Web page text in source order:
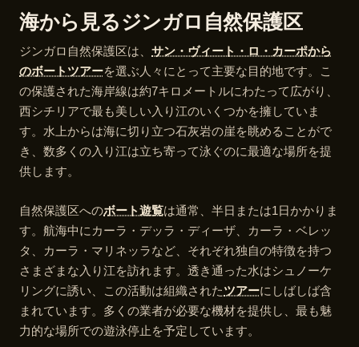
海から見るジンガロ自然保護区
ジンガロ自然保護区は、 サン・ヴィート・ロ・カーポから
のボートツアーを選ぶ人々にとって主要な目的地です。こ
の保護された海岸線は約7キロメートルにわたって広がり、
西シチリアで最も美しい入り江のいくつかを擁していま
す。水上からは海に切り立つ石灰岩の崖を眺めることがで
き、数多くの入り江は立ち寄って泳ぐのに最適な場所を提
供します。
自然保護区へのボート遊覧は通常、半日または1日かかりま
す。航海中にカーラ・デッラ・ディーザ、カーラ・ベレッ
タ、カーラ・マリネッラなど、それぞれ独自の特徴を持つ
さまざまな入り江を訪れます。透き通った水はシュノーケ
リングに誘い、この活動は組織されたツアーにしばしば含
まれています。多くの業者が必要な機材を提供し、最も魅
力的な場所での遊泳停止を予定しています。